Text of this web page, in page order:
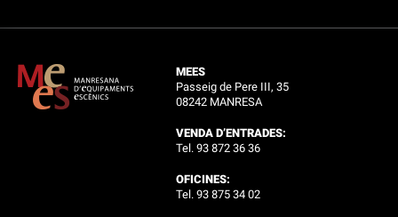
MEES
Passeig de Pere III, 35
08242 MANRESA
VENDA D’ENTRADES:
Tel. 93 872 36 36
OFICINES:
Tel. 93 875 34 02